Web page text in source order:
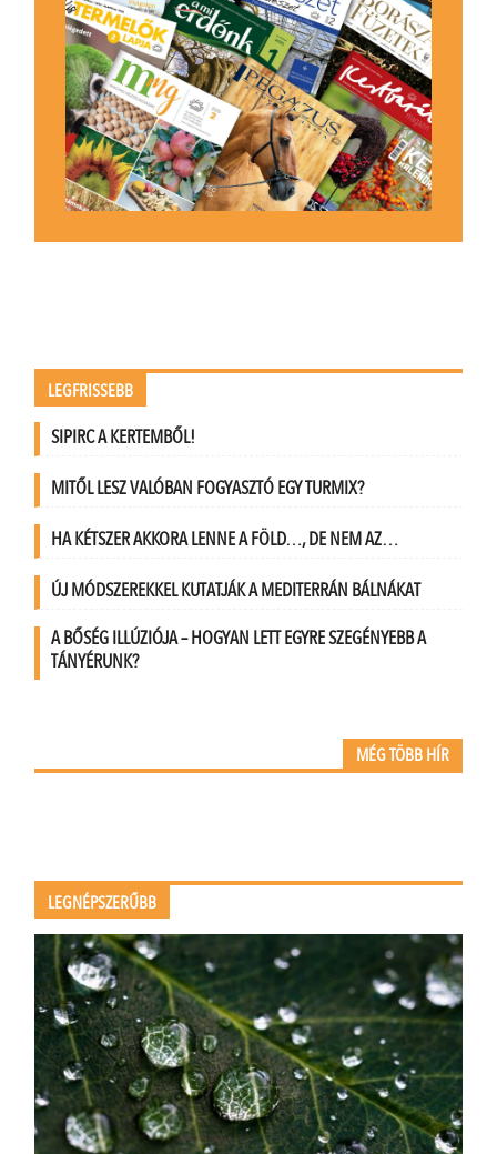
LEGFRISSEBB
SIPIRC A KERTEMBŐL!
MITŐL LESZ VALÓBAN FOGYASZTÓ EGY TURMIX?
HA KÉTSZER AKKORA LENNE A FÖLD…, DE NEM AZ…
ÚJ MÓDSZEREKKEL KUTATJÁK A MEDITERRÁN BÁLNÁKAT
A BŐSÉG ILLÚZIÓJA – HOGYAN LETT EGYRE SZEGÉNYEBB A
TÁNYÉRUNK?
MÉG TÖBB HÍR
LEGNÉPSZERŰBB